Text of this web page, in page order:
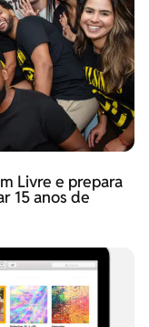
Livre e prepara
15 anos de